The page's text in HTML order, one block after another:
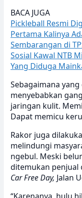
BACA JUGA
Pickleball Resmi
Pertama Kalinya
Sembarangan di
Sosial Kawal NTB
Yang Diduga
Sebagaimana
menyebabkan
jaringan kulit.
Dapat memicu
Rakor juga
melindungi
ngebul. Meski
ditemukan penjual
Car Free Day, Jalan
“Karenanya, hulu